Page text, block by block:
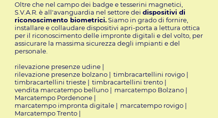
Oltre che nel campo dei badge e tesserini magnetici,
S.V.A.R. è all'avanguardia nel settore dei dispositivi di
riconoscimento biometrici.Siamo in grado di fornire,
installare e collaudare dispositivi apri-porta a lettura ottica
per il riconoscimento delle impronte digitali e del volto, per
assicurare la massima sicurezza degli impianti e del
personale.
rilevazione presenze udine |
rilevazione presenze bolzano | timbracartellini rovigo |
timbracartellini trieste | timbracartellini trento |
vendita marcatempo belluno | marcatempo Bolzano |
Marcatempo Pordenone |
marcatempo impronta digitale | marcatempo rovigo |
Marcatempo Trento |